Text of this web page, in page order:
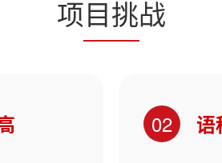
项目挑战
02 语